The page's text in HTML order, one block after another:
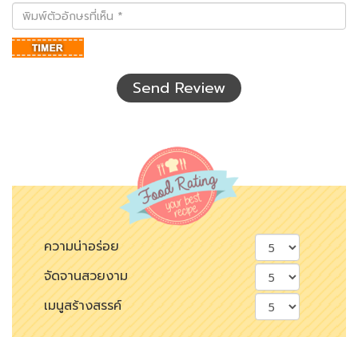
พิมพ์
ตัว
อักษร
ที่
Send Review
ความน่าอร่อย
จัดจานสวยงาม
เมนูสร้างสรรค์